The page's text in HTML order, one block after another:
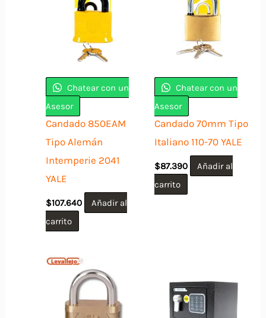
Chatear con un
Asesor
Candado 850EAM
Tipo Alemán
Intemperie 2041
YALE
$107.640
Añadir al
carrito
Chatear con un
Asesor
Candado 70mm Tipo
Italiano 110-70 YALE
$87.390
Añadir al
carrito